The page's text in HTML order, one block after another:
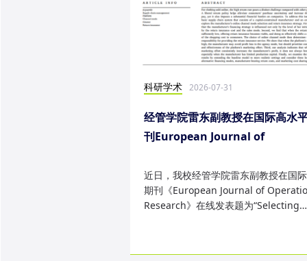
科研学术 2026-07-31
经管学院雷东副教授在国际高水
刊European Journal of
果
近日，我校经管学院雷东副教授在国
期刊《European Journal of
Research》在线发表题为“Selecting